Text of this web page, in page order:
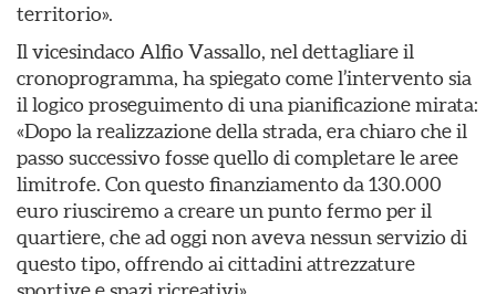
territorio».
Il vicesindaco Alfio Vassallo, nel dettagliare il
cronoprogramma, ha spiegato come l’intervento sia
il logico proseguimento di una pianificazione mirata:
«Dopo la realizzazione della strada, era chiaro che il
passo successivo fosse quello di completare le aree
limitrofe. Con questo finanziamento da 130.000
euro riusciremo a creare un punto fermo per il
quartiere, che ad oggi non aveva nessun servizio di
questo tipo, offrendo ai cittadini attrezzature